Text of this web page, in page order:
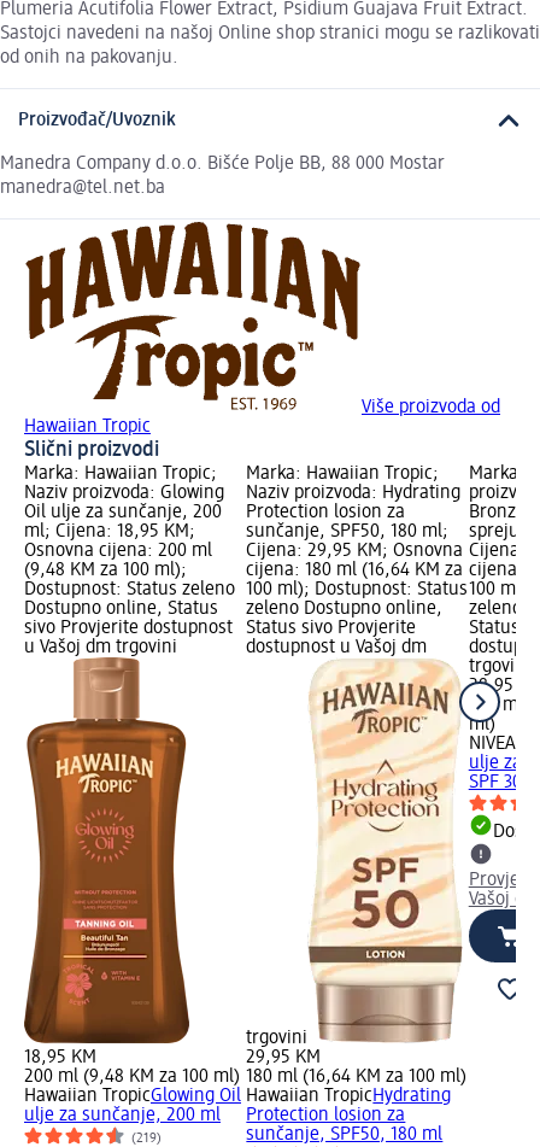
Plumeria Acutifolia Flower Extract, Psidium Guajava Fruit Extract.
Sastojci navedeni na našoj Online shop stranici mogu se razlikovati
od onih na pakovanju.
Proizvođač/Uvoznik
Manedra Company d.o.o. Bišće Polje BB, 88 000 Mostar
manedra@tel.net.ba
Više proizvoda od
Hawaiian Tropic
Slični proizvodi
Marka: Hawaiian Tropic;
Naziv proizvoda: Glowing
Oil ulje za sunčanje, 200
ml; Cijena: 18,95 KM;
Osnovna cijena: 200 ml
(9,48 KM za 100 ml);
Dostupnost: Status zeleno
Dostupno online, Status
sivo Provjerite dostupnost
u Vašoj dm trgovini
18,95 KM
200 ml (9,48 KM za 100 ml)
Hawaiian TropicGlowing Oil
ulje za sunčanje, 200 ml
(219)
Marka: Hawaiian Tropic;
Naziv proizvoda: Hydrating
Protection losion za
sunčanje, SPF50, 180 ml;
Cijena: 29,95 KM; Osnovna
cijena: 180 ml (16,64 KM za
100 ml); Dostupnost: Status
zeleno Dostupno online,
Status sivo Provjerite
dostupnost u Vašoj dm
trgovini
29,95 KM
180 ml (16,64 KM za 100 ml)
Hawaiian TropicHydrating
Protection losion za
sunčanje, SPF50, 180 ml
Marka:
Bronze
spreju,
Cijena:
cijena:
100 ml);
zeleno
Status
trgovini
28,95
200 ml
ml)
NIVEA
ulje za
SPF 30,
Vašoj